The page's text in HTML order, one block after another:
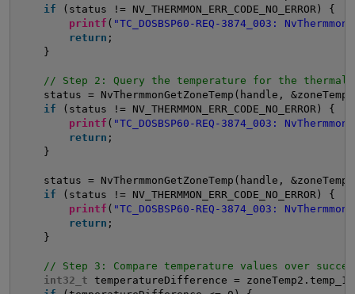
if
(status != NV_THERMMON_ERR_CODE_NO_ERROR) {
printf ( "TC_DOSBSP60-REQ-3874_003:
return ;
}
// Step 2: Query the temperature for the thermal
status = NvThermmonGetZoneTemp(handle,
if
(status != NV_THERMMON_ERR_CODE_NO_ERROR) {
printf ( "TC_DOSBSP60-REQ-3874_003:
return ;
}
status = NvThermmonGetZoneTemp(handle,
if
(status != NV_THERMMON_ERR_CODE_NO_ERROR) {
printf ( "TC_DOSBSP60-REQ-3874_003:
return ;
}
// Step 3: Compare temperature values over
int32_t
temperatureDifference = zoneTemp2.temp_1